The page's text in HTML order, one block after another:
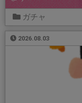
ガチャ
2026.08.03